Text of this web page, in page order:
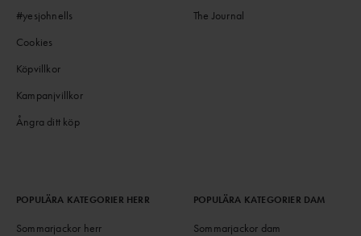
#yesjohnells
Cookies
Köpvillkor
Kampanjvillkor
Ångra ditt köp
The Journal
POPULÄRA KATEGORIER HERR
Sommarjackor herr
POPULÄRA KATEGORIER DAM
Sommarjackor dam